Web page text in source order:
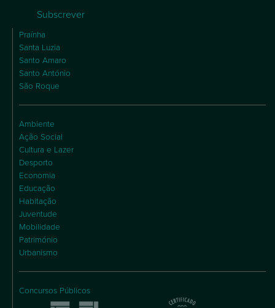
Subscrever
Praínha
Santa Luzia
Santo Amaro
Santo António
São Roque
Ambiente
Ação Social
Cultura e Lazer
Desporto
Economia
Educação
Habitação
Juventude
Mobilidade
Património
Urbanismo
Concursos Públicos